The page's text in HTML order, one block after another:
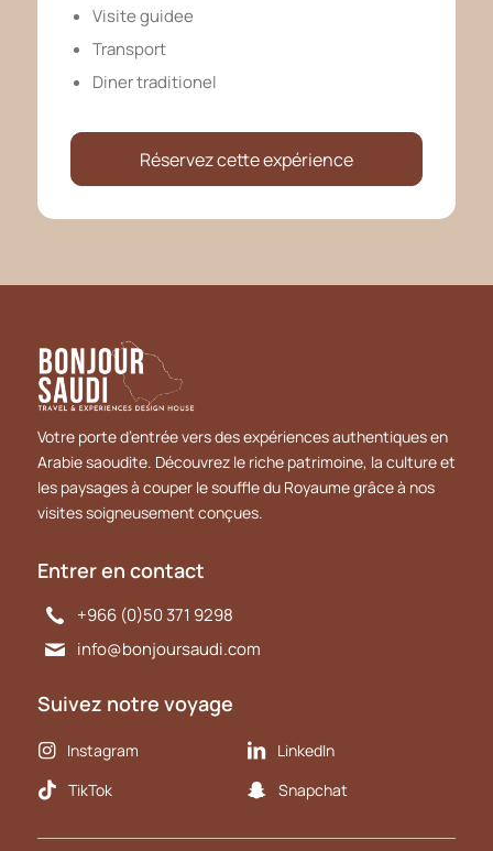
Visite guidee
Transport
Diner traditionel
Réservez cette expérience
Votre porte d’entrée vers des expériences authentiques en
Arabie saoudite. Découvrez le riche patrimoine, la culture et
les paysages à couper le souffle du Royaume grâce à nos
visites soigneusement conçues.
Entrer en contact
+966 (0)50 371 9298
info@bonjoursaudi.com
Suivez notre voyage
Instagram
LinkedIn
TikTok
Snapchat